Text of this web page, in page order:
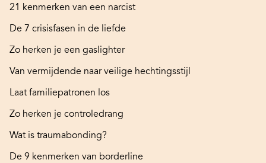
21 kenmerken van een narcist
De 7 crisisfasen in de liefde
Zo herken je een gaslighter
Van vermijdende naar veilige hechtingsstijl
Laat familiepatronen los
Zo herken je controledrang
Wat is traumabonding?
De 9 kenmerken van borderline